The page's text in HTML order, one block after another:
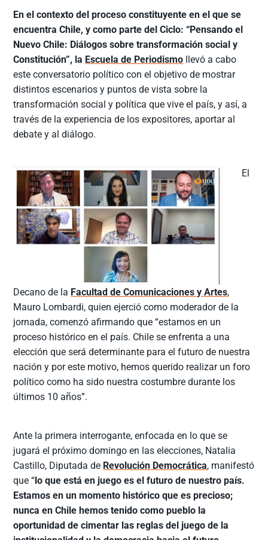
En el contexto del proceso constituyente en el que se
encuentra Chile, y como parte del Ciclo: “Pensando el
Nuevo Chile: Diálogos sobre transformación social y
Constitución”, la Escuela de Periodismo llevó a cabo
este conversatorio político con el objetivo de mostrar
distintos escenarios y puntos de vista sobre la
transformación social y política que vive el país, y así, a
través de la experiencia de los expositores, aportar al
debate y al diálogo.
El
Decano de la Facultad de Comunicaciones y Artes,
Mauro Lombardi, quien ejerció como moderador de la
jornada, comenzó afirmando que “estamos en un
proceso histórico en el país. Chile se enfrenta a una
elección que será determinante para el futuro de nuestra
nación y por este motivo, hemos querido realizar un foro
político como ha sido nuestra costumbre durante los
últimos 10 años”.
Ante la primera interrogante, enfocada en lo que se
jugará el próximo domingo en las elecciones, Natalia
Castillo, Diputada de Revolución Democrática, manifestó
que “lo que está en juego es el futuro de nuestro país.
Estamos en un momento histórico que es precioso;
nunca en Chile hemos tenido como pueblo la
oportunidad de cimentar las reglas del juego de la